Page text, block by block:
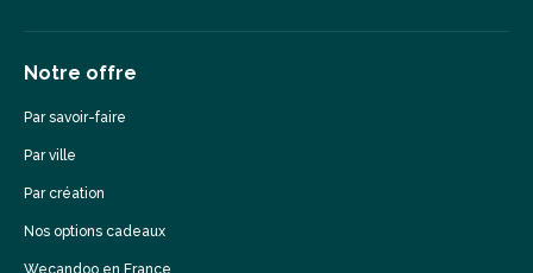
Notre offre
Par savoir-faire
Par ville
Par création
Nos options cadeaux
Wecandoo en France